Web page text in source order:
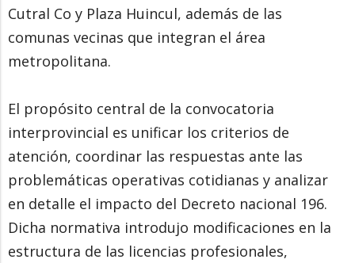
Cutral Co y Plaza Huincul, además de las
comunas vecinas que integran el área
metropolitana.
El propósito central de la convocatoria
interprovincial es unificar los criterios de
atención, coordinar las respuestas ante las
problemáticas operativas cotidianas y analizar
en detalle el impacto del Decreto nacional 196.
Dicha normativa introdujo modificaciones en la
estructura de las licencias profesionales,